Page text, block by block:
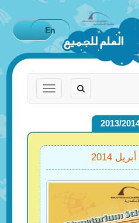
En
Toggle
navigation
Toggle
navigation